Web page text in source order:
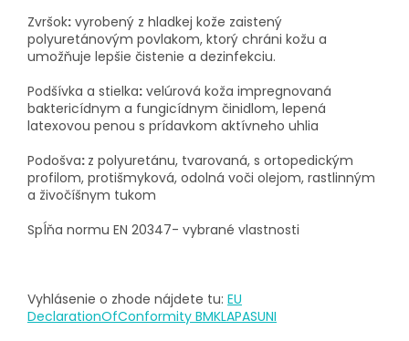
Zvršok: vyrobený z hladkej kože zaistený
polyuretánovým povlakom, ktorý chráni kožu a
umožňuje lepšie čistenie a dezinfekciu.
Podšívka a stielka: velúrová koža impregnovaná
baktericídnym a fungicídnym činidlom, lepená
latexovou penou s prídavkom aktívneho uhlia
Podošva: z polyuretánu, tvarovaná, s ortopedickým
profilom, protišmyková, odolná voči olejom, rastlinným
a živočíšnym tukom
Spĺňa normu EN 20347- vybrané vlastnosti
Vyhlásenie o zhode nájdete tu: EU
DeclarationOfConformity BMKLAPASUNI